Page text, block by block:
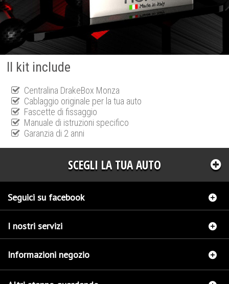
Il kit include
Centralina DrakeBox Monza
Cablaggio originale per la tua auto
Fascette di fissaggio
Manuale di istruzioni specifico
Garanzia di 2 anni
SCEGLI LA TUA AUTO
Seguici su facebook
I nostri servizi
Informazioni negozio